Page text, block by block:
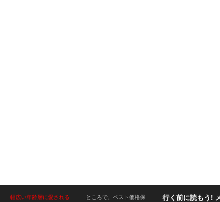
幅広い年齢層に愛される
ところで、ベスト価格保
行く前に読もう!